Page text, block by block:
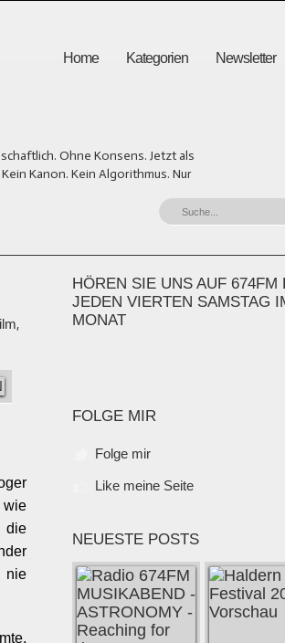
Home Kategorien Newsletter
Ohne Konsens. Jetzt als
Kanon. Kein Algorithmus. Nur
,
wie
die
nie
HÖREN SIE UNS AUF 674FM
JEDEN VIERTEN SAMSTAG
MONAT
FOLGE MIR
Folge mir
Like meine Seite
NEUESTE POSTS